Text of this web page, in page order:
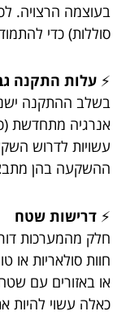
בעוצמה הרצויה.
סוללות) כדי
⚡ עלות התקנה
בשלב ההתקנה
אנרגיה מתחדשת
עשויות לדרוש
ההשקעה בהן
⚡ דרישות שטח
חלק מהמערכות
חוות סולאריות או
או באזורים עם
כאלה עשוי להיות